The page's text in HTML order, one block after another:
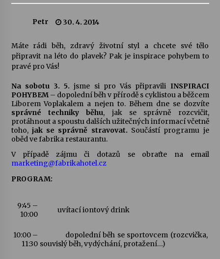
Vernisáž výstavy Josefíny Duškové: Stávám se
kapkou
Pozvánka na integrační festival Quijotova
šedesátka: 28. 7.–1. 8. 2026
28. 7. 2026
Letní koncerty ve Stromovce: Kolchoz a
Jenakaši
23. 7. 2026
Letní koncerty ve Stromovce: Rufus Miller
Petr 30. 4. 2014
Máte rádi běh, zdravý životní styl a chcete své tělo
připravit na léto do plavek? Pak je inspirace pohybem to
pravé pro Vás!
Na sobotu 3. 5. jsme si pro Vás připravili INSPIRACI
POHYBEM– dopolední běh v přírodě s cyklistou a běžcem
Liborem Voplakalem a nejen to. Během dne se dozvíte
správné techniky běhu, jak se správně rozcvičit,
protáhnout a spoustu dalších užitečných informací včetně
toho, jak se správně stravovat. Součástí programu je
oběd ve fabrika restaurantu.
V případě zájmu či dotazů se obraťte na email
marketing@fabrikahotel.cz
PROGRAM:
9:45 –
10:00
uvítací iontový drink
10:00 –
11:30
dopolední běh se sportovcem (rozcvička,
souvislý běh, vydýchání, protažení…)